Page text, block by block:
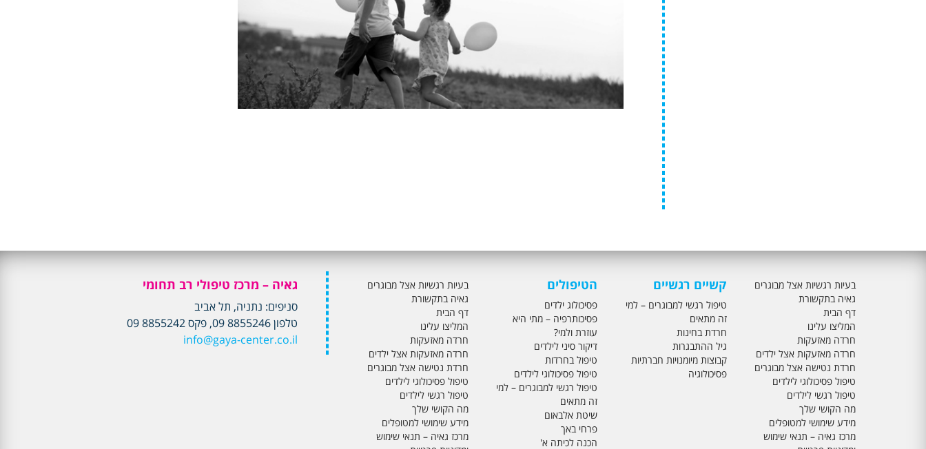
בעיות רגשיות אצל מבוגרים
גאיה בתקשורת
דף הבית
המליצו עלינו
חרדה מאזעקות
חרדה מאזעקות אצל ילדים
חרדת נטישה אצל מבוגרים
טיפול פסיכולוגי לילדים
טיפול רגשי לילדים
מה הקושי שלך
מידע שימושי למטופלים
מרכז גאיה – תנאי שימוש
קשיים רגשיים
טיפול רגשי למבוגרים – למי
זה מתאים
חרדת בחינות
גיל ההתבגרות
קבוצות מיומנויות חברתיות
פסיכולוגיה
הטיפולים
פסיכולוג ילדים
פסיכותרפיה – מתי היא
עוזרת ולמי?
דיקור סיני לילדים
טיפול בחרדות
טיפול פסיכולוגי לילדים
טיפול רגשי למבוגרים – למי
זה מתאים
שיטת אלבאום
פרחי באך
הכנה לכיתה א'
בעיות רגשיות אצל מבוגרים
גאיה בתקשורת
דף הבית
המליצו עלינו
חרדה מאזעקות
חרדה מאזעקות אצל ילדים
חרדת נטישה אצל מבוגרים
טיפול פסיכולוגי לילדים
טיפול רגשי לילדים
מה הקושי שלך
מידע שימושי למטופלים
מרכז גאיה – תנאי שימוש
גאיה – מרכז טיפולי רב תחומי
סניפים: נתניה, תל אביב
טלפון 8855246 09, פקס 8855242 09
info@gaya-center.co.il